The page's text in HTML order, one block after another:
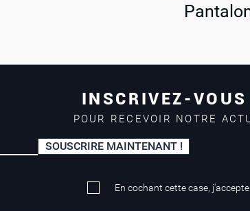
Mastercard, Visa
INSCRIVEZ-
POUR RECEVOIR NOTRE
SOUSCRIRE MAINTENANT !
En cochant cette case,